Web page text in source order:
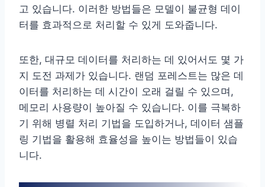
고 있습니다. 이러한 방법들은 모델이 불균형 데이
터를 효과적으로 처리할 수 있게 도와줍니다.
또한, 대규모 데이터를 처리하는 데 있어서도 몇 가
지 도전 과제가 있습니다. 랜덤 포레스트는 많은 데
이터를 처리하는 데 시간이 오래 걸릴 수 있으며,
메모리 사용량이 높아질 수 있습니다. 이를 극복하
기 위해 병렬 처리 기법을 도입하거나, 데이터 샘플
링 기법을 활용해 효율성을 높이는 방법들이 있습
니다.